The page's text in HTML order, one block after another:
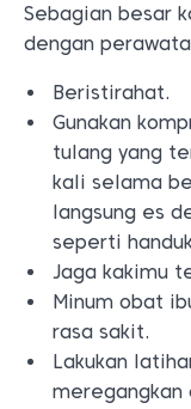
Sebagian besar
dengan
Beristirahat.
Gunakan
tulang yang
kali selama
langsung es
seperti
Jaga kakimu
Minum obat
rasa sakit.
Lakukan
meregangkan